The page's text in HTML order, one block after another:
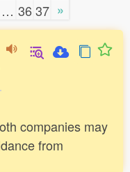
… 36 37 »
companies may
from